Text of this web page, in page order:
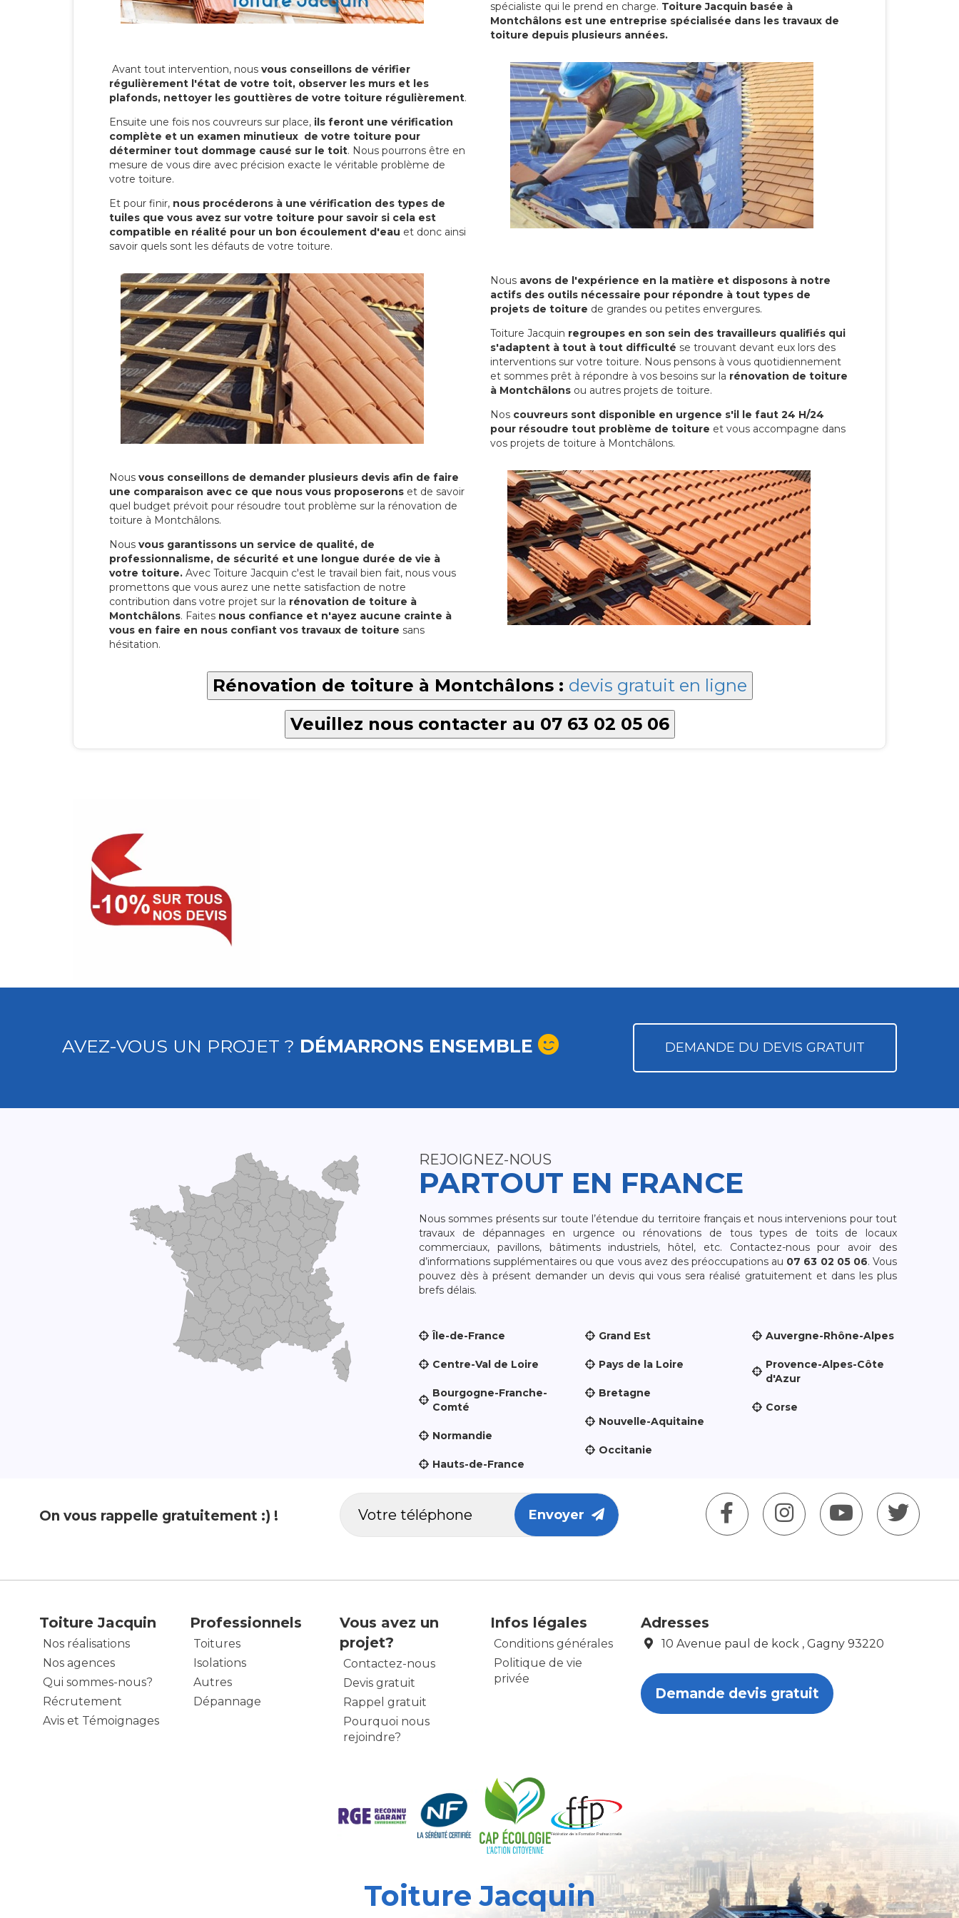
spécialiste qui le prend en charge. Toiture Jacquin basée à
Montchâlons est une entreprise spécialisée dans les travaux de
toiture depuis plusieurs années.
Avant tout intervention, nous vous conseillons de vérifier
régulièrement l'état de votre toit, observer les murs et les
plafonds, nettoyer les gouttières de votre toiture régulièrement.
Ensuite une fois nos couvreurs sur place, ils feront une vérification
complète et un examen minutieux de votre toiture pour
déterminer tout dommage causé sur le toit. Nous pourrons être en
mesure de vous dire avec précision exacte le véritable problème de
votre toiture.
Et pour finir, nous procéderons à une vérification des types de
tuiles que vous avez sur votre toiture pour savoir si cela est
compatible en réalité pour un bon écoulement d'eau et donc ainsi
savoir quels sont les défauts de votre toiture.
Nous avons de l'expérience en la matière et disposons à notre
actifs des outils nécessaire pour répondre à tout types de
projets de toiture de grandes ou petites envergures.
Toiture Jacquin regroupes en son sein des travailleurs qualifiés qui
s'adaptent à tout à tout difficulté se trouvant devant eux lors des
interventions sur votre toiture. Nous pensons à vous quotidiennement
et sommes prêt à répondre à vos besoins sur la rénovation de toiture
à Montchâlons ou autres projets de toiture.
Nos couvreurs sont disponible en urgence s'il le faut 24 H/24
pour résoudre tout problème de toiture et vous accompagne dans
vos projets de toiture à Montchâlons.
Nous vous conseillons de demander plusieurs devis afin de faire
une comparaison avec ce que nous vous proposerons et de savoir
quel budget prévoit pour résoudre tout problème sur la rénovation de
toiture à Montchâlons.
Nous vous garantissons un service de qualité, de
professionnalisme, de sécurité et une longue durée de vie à
votre toiture. Avec Toiture Jacquin c'est le travail bien fait, nous vous
promettons que vous aurez une nette satisfaction de notre
contribution dans votre projet sur la rénovation de toiture à
Montchâlons. Faites nous confiance et n'ayez aucune crainte à
vous en faire en nous confiant vos travaux de toiture sans
hésitation.
Rénovation de toiture à Montchâlons : devis gratuit en ligne
Veuillez nous contacter au 07 63 02 05 06
AVEZ-VOUS UN PROJET ? DÉMARRONS ENSEMBLE DEMANDE DU DEVIS GRATUIT
REJOIGNEZ-NOUS
PARTOUT EN FRANCE
Nous sommes présents sur toute l’étendue du territoire français et nous intervenions pour tout
travaux de dépannages en urgence ou rénovations de tous types de toits de locaux
commerciaux, pavillons, bâtiments industriels, hôtel, etc. Contactez-nous pour avoir des
d’informations supplémentaires ou que vous avez des préoccupations au 07 63 02 05 06. Vous
pouvez dès à présent demander un devis qui vous sera réalisé gratuitement et dans les plus
brefs délais.
Île-de-France
Centre-Val de Loire
Bourgogne-Franche-
Comté
Normandie
Hauts-de-France
Grand Est
Pays de la Loire
Bretagne
Nouvelle-Aquitaine
Occitanie
Auvergne-Rhône-Alpes
Provence-Alpes-Côte
d'Azur
Corse
On vous rappelle gratuitement :) ! Envoyer
Toiture Jacquin
Nos réalisations
Nos agences
Qui sommes-nous?
Récrutement
Avis et Témoignages
Professionnels
Toitures
Isolations
Autres
Dépannage
Vous avez un
projet?
Contactez-nous
Devis gratuit
Rappel gratuit
Pourquoi nous
rejoindre?
Infos légales
Conditions générales
Politique de vie
privée
Adresses
10 Avenue paul de kock , Gagny 93220
Demande devis gratuit
Toiture Jacquin